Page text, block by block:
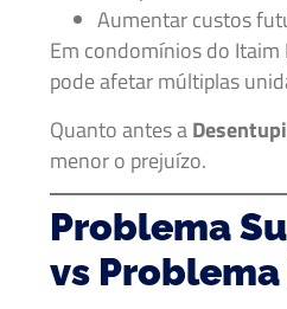
Aumentar custos
Em condomínios do
pode afetar múltiplas
Quanto antes a
menor o prejuízo.
Problema
vs